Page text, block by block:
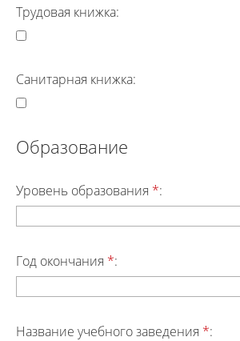
Трудовая книжка:
Санитарная книжка:
Образование
Уровень образования *:
Год окончания *:
Название учебного заведения *: